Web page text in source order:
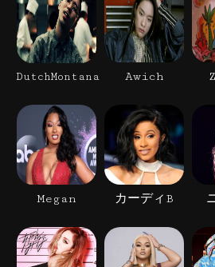
DutchMontana Awich
Megan カーディB